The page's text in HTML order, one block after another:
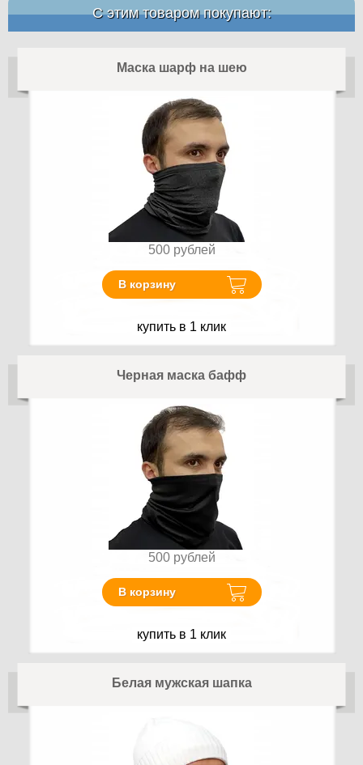
С этим товаром покупают:
Маска шарф на шею
500 рублей
В корзину
купить в 1 клик
Черная маска бафф
500 рублей
В корзину
купить в 1 клик
Белая мужская шапка